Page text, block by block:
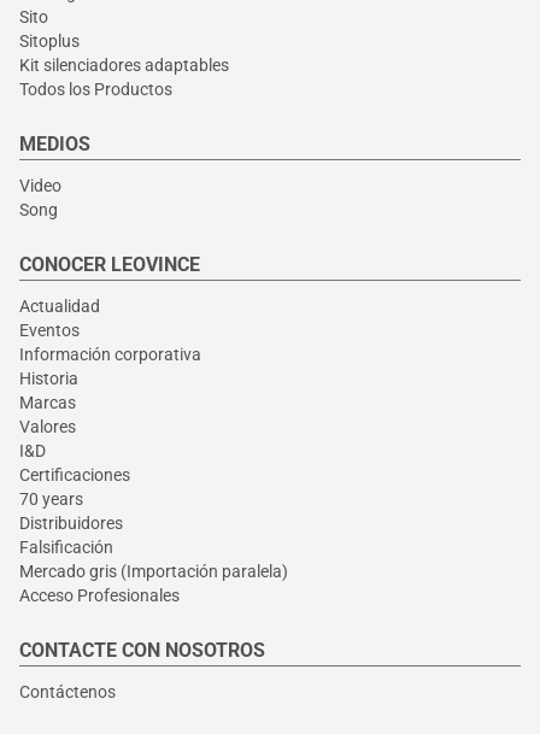
Sito
Sitoplus
Kit silenciadores adaptables
Todos los Productos
MEDIOS
Video
Song
CONOCER LEOVINCE
Actualidad
Eventos
Información corporativa
Historia
Marcas
Valores
I&D
Certificaciones
70 years
Distribuidores
Falsificación
Mercado gris (Importación paralela)
Acceso Profesionales
CONTACTE CON NOSOTROS
Contáctenos